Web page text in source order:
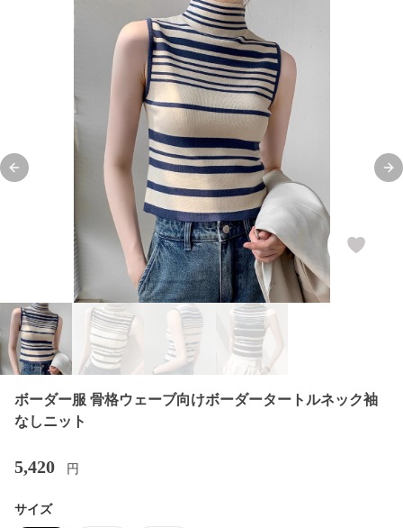
Previous slide
ボーダー服 骨格ウェーブ向けボーダータートルネック袖
なしニット
5,420 円
サイズ